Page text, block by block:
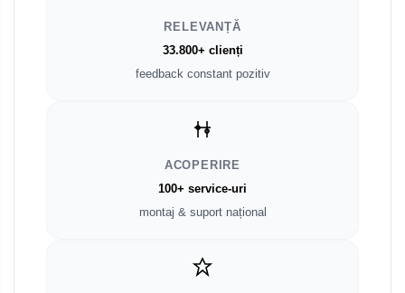
RELEVANȚĂ
33.800+ clienți
feedback constant pozitiv
ACOPERIRE
100+ service-uri
montaj & suport național